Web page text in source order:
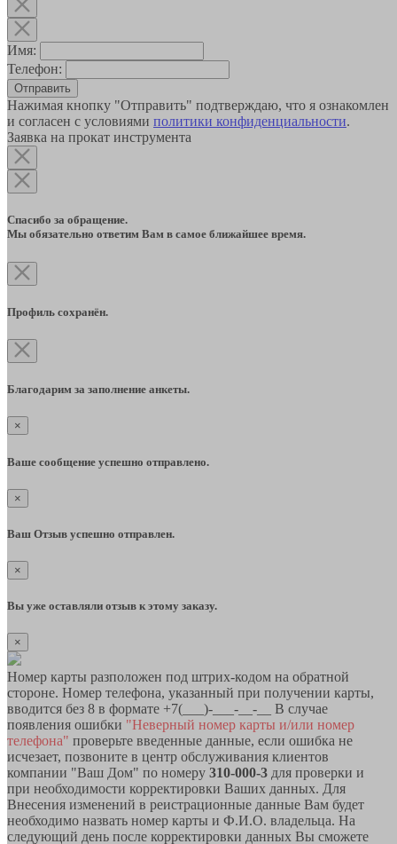
Имя:
Телефон:
Отправить
Нажимая кнопку "Отправить" подтверждаю, что я ознакомлен
и согласен с условиями политики конфиденциальности.
Заявка на прокат инструмента
Спасибо за обращение.
Мы обязательно ответим Вам в самое ближайшее время.
Профиль сохранён.
Благодарим за заполнение анкеты.
×
Ваше сообщение успешно отправлено.
×
Ваш Отзыв успешно отправлен.
×
Вы уже оставляли отзыв к этому заказу.
×
Номер карты разположен под штрих-кодом на обратной
стороне. Номер телефона, указанный при получении карты,
вводится без 8 в формате +7(___)-___-__-__ В случае
появления ошибки "Неверный номер карты и/или номер
телефона" проверьте введенные данные, если ошибка не
исчезает, позвоните в центр обслуживания клиентов
компании "Ваш Дом" по номеру 310-000-3 для проверки и
при необходимости корректировки Ваших данных. Для
Внесения изменений в реистрационные данные Вам будет
необходимо назвать номер карты и Ф.И.О. владельца. На
следующий день после корректировки данных Вы сможете